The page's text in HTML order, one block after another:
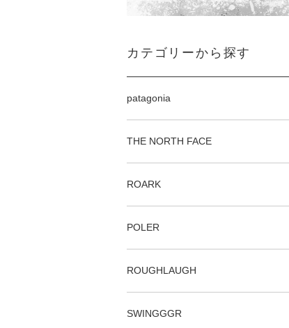
カテゴリーから探す
patagonia
THE NORTH FACE
ROARK
POLER
ROUGHLAUGH
SWINGGGR